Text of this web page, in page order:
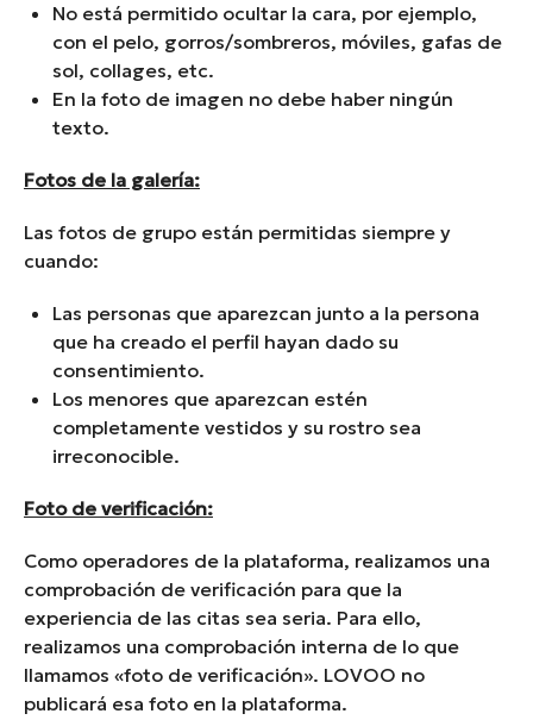
No está permitido ocultar la cara, por ejemplo,
con el pelo, gorros/sombreros, móviles, gafas de
sol, collages, etc.
En la foto de imagen no debe haber ningún
texto.
Fotos de la galería:
Las fotos de grupo están permitidas siempre y
cuando:
Las personas que aparezcan junto a la persona
que ha creado el perfil hayan dado su
consentimiento.
Los menores que aparezcan estén
completamente vestidos y su rostro sea
irreconocible.
Foto de verificación:
Como operadores de la plataforma, realizamos una
comprobación de verificación para que la
experiencia de las citas sea seria. Para ello,
realizamos una comprobación interna de lo que
llamamos «foto de verificación». LOVOO no
publicará esa foto en la plataforma.